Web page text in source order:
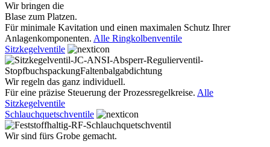
Wir bringen die
Blase zum Platzen.
Für minimale Kavitation und einen maximalen Schutz Ihrer
Anlagenkomponenten. Alle Ringkolbenventile
Sitzkegelventile
Wir regeln das ganz individuell.
Für eine präzise Steuerung der Prozessregelkreise. Alle
Sitzkegelventile
Schlauchquetschventile
Wir sind fürs Grobe gemacht.